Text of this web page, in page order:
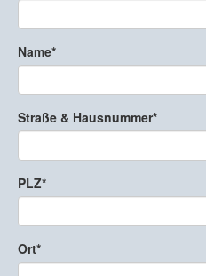
Name
Straße & Hausnummer
PLZ
Ort